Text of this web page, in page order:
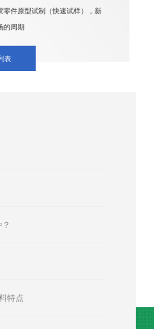
零件原型试制（快速试样），新
的周期
表
特点